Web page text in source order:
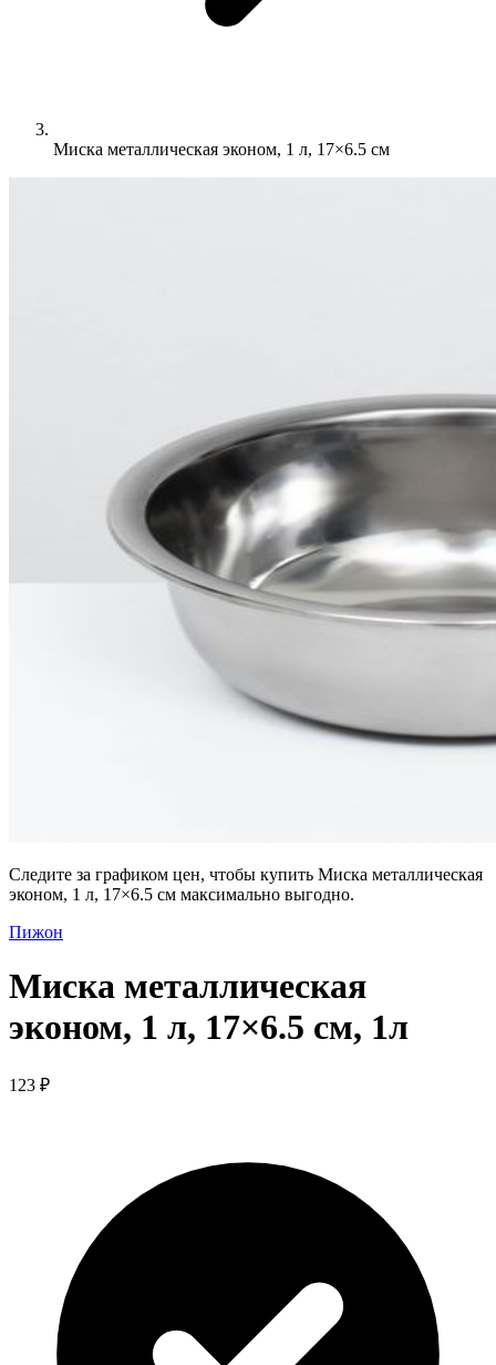
Миска металлическая эконом, 1 л, 17×6.5 см
Следите за графиком цен, чтобы купить Миска металлическая
эконом, 1 л, 17×6.5 см максимально выгодно.
Пижон
Миска металлическая
эконом, 1 л, 17×6.5 см, 1л
123 ₽